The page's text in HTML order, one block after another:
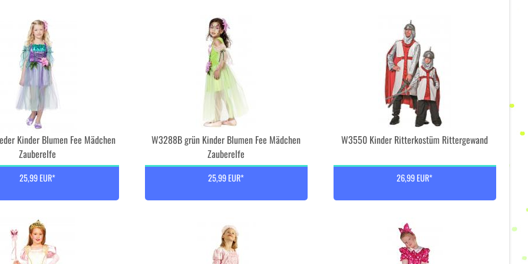
Kinder Blumen Fee Mädchen
Zauberelfe
25,99 EUR*
W3288B grün Kinder Blumen Fee Mädchen
Zauberelfe
25,99 EUR*
W3550 Kinder Ritterkostüm Rittergewand
26,99 EUR*